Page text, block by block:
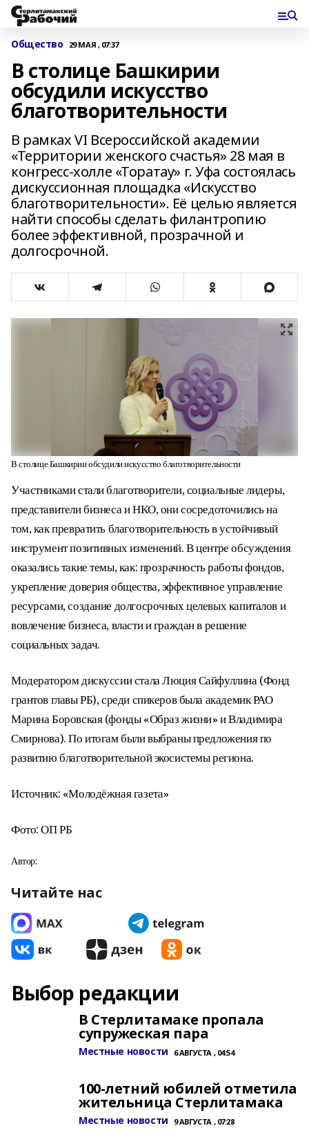
Общество 29 МАЯ , 07:37
В столице Башкирии
обсудили искусство
благотворительности
В рамках VI Всероссийской академии
«Территории женского счастья» 28 мая в
конгресс-холле «Торатау» г. Уфа состоялась
дискуссионная площадка «Искусство
благотворительности». Её целью является
найти способы сделать филантропию
более эффективной, прозрачной и
долгосрочной.
В столице Башкирии обсудили искусство благотворительности
Участниками стали благотворители, социальные лидеры,
представители бизнеса и НКО, они сосредоточились на
том, как превратить благотворительность в устойчивый
инструмент позитивных изменений. В центре обсуждения
оказались такие темы, как: прозрачность работы фондов,
укрепление доверия общества, эффективное управление
ресурсами, создание долгосрочных целевых капиталов и
вовлечение бизнеса, власти и граждан в решение
социальных задач.
Модератором дискуссии стала Люция Сайфуллина (Фонд
грантов главы РБ), среди спикеров была академик РАО
Марина Боровская (фонды «Образ жизни» и Владимира
Смирнова). По итогам были выбраны предложения по
развитию благотворительной экосистемы региона.
Источник: «Молодёжная газета»
Фото: ОП РБ
Автор:
Читайте нас
Выбор редакции
В Стерлитамаке пропала
супружеская пара
Местные новости 6 АВГУСТА , 04:54
100-летний юбилей отметила
жительница Стерлитамака
Местные новости 9 АВГУСТА , 07:28